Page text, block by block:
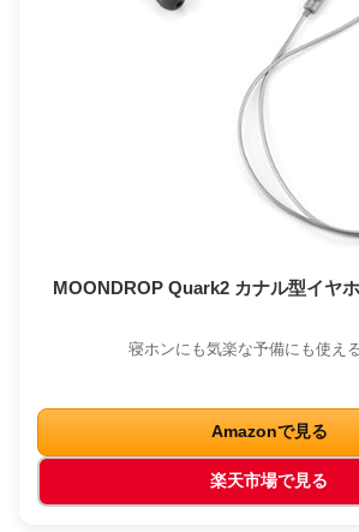
MOONDROP Quark2 カナル型イヤ
寝ホンにも気楽な予備にも使え
Amazonで見る
楽天市場で見る